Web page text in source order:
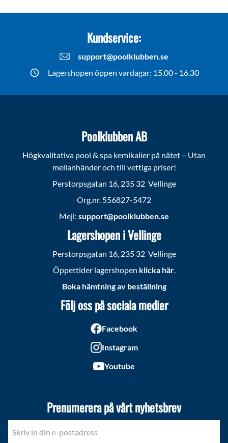
Kundservice:
support@poolklubben.se
Lagershopen öppen vardagar: 15.00 - 16.30
Poolklubben AB
Högkvalitativa pool & spa kemikalier på nätet – Utan
mellanhänder och till vettiga priser!
Perstorpsgatan 16, 235 32 Vellinge
Org.nr. 556827-5472
Mejl: support@poolklubben.se
Lagershopen i Vellinge
Perstorpsgatan 16, 235 32 Vellinge
Öppettider lagershopen klicka här.
Boka hämtning av beställning
Följ oss på sociala medier
Facebook
Instagram
Youtube
Prenumerera på vårt nyhetsbrev